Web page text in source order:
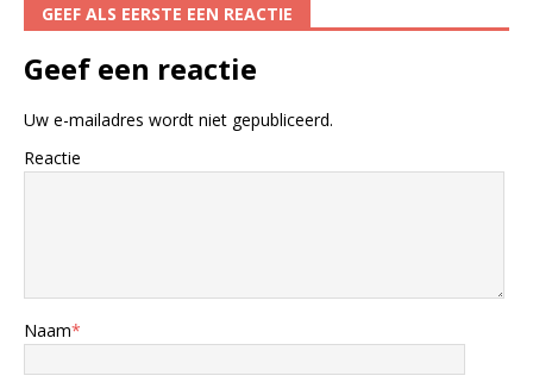
GEEF ALS EERSTE EEN REACTIE
Geef een reactie
Uw e-mailadres wordt niet gepubliceerd.
Reactie
Naam*